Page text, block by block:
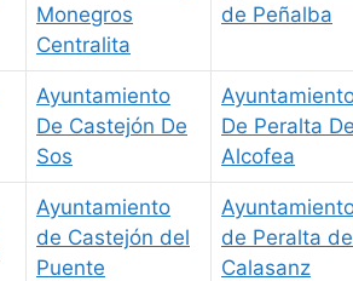
Monegros
Centralita
de Peñalba
Ayuntamiento
De Castejón De
Sos
De Peralta
Alcofea
Ayuntamiento
de Castejón del
Puente
de Peralta de
Calasanz